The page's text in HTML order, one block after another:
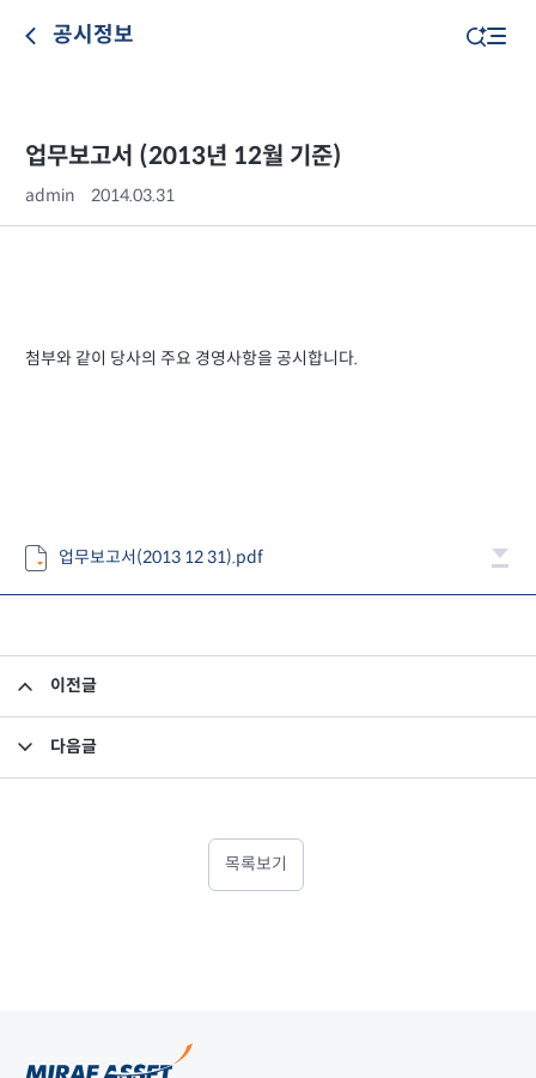
공시정보
업무보고서 (2013년 12월 기준)
admin 2014.03.31
첨부와 같이 당사의 주요 경영사항을 공시합니다.
업무보고서(2013 12 31).pdf
이전글
다음글
목록보기